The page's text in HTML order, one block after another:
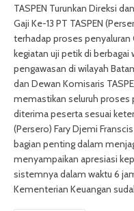
TASPEN Turunkan Direksi
Gaji Ke-13 PT TASPEN
terhadap proses penyaluran
kegiatan uji petik di berbagai
pengawasan di wilayah
dan Dewan Komisaris
memastikan seluruh proses
diterima peserta sesuai
(Persero) Fary Djemi
bagian penting dalam
menyampaikan apresiasi
sistemnya dalam waktu 6
Kementerian Keuangan